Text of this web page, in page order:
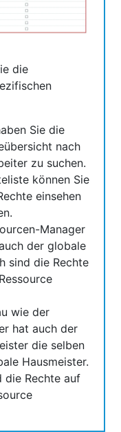
die
Sie die
nach
zu suchen.
können Sie
einsehen
Manager
der globale
sind die Rechte
wie der
hat auch der
die selben
Hausmeister.
die Rechte auf